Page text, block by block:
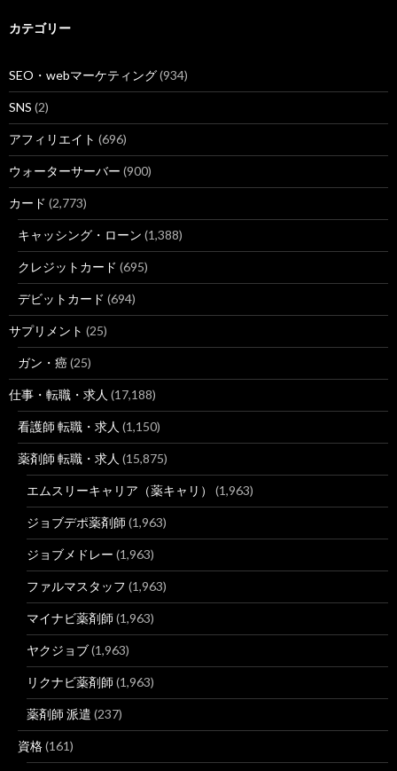
カテゴリー
SEO・webマーケティング(934)
SNS (2)
アフィリエイト (696)
ウォーターサーバー (900)
カード (2,773)
キャッシング・ローン (1,388)
クレジットカード (695)
デビットカード (694)
サプリメント (25)
ガン・癌(25)
仕事・転職・求人 (17,188)
看護師 転職・求人 (1,150)
薬剤師 転職・求人 (15,875)
エムスリーキャリア（薬キャリ） (1,963)
ジョブデポ薬剤師 (1,963)
ジョブメドレー (1,963)
ファルマスタッフ (1,963)
マイナビ薬剤師 (1,963)
ヤクジョブ(1,963)
リクナビ薬剤師 (1,963)
薬剤師 派遣 (237)
資格(161)